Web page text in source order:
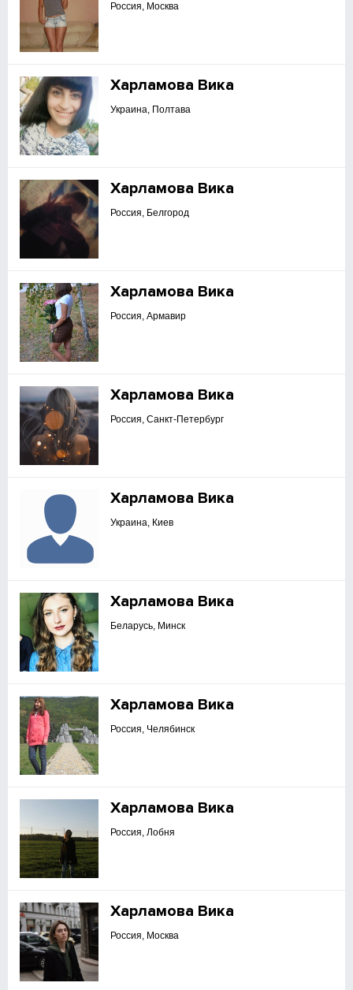
Россия, Москва
Харламова Вика
Украина, Полтава
Харламова Вика
Россия, Белгород
Харламова Вика
Россия, Армавир
Харламова Вика
Россия, Санкт-Петербург
Харламова Вика
Украина, Киев
Харламова Вика
Беларусь, Минск
Харламова Вика
Россия, Челябинск
Харламова Вика
Россия, Лобня
Харламова Вика
Россия, Москва